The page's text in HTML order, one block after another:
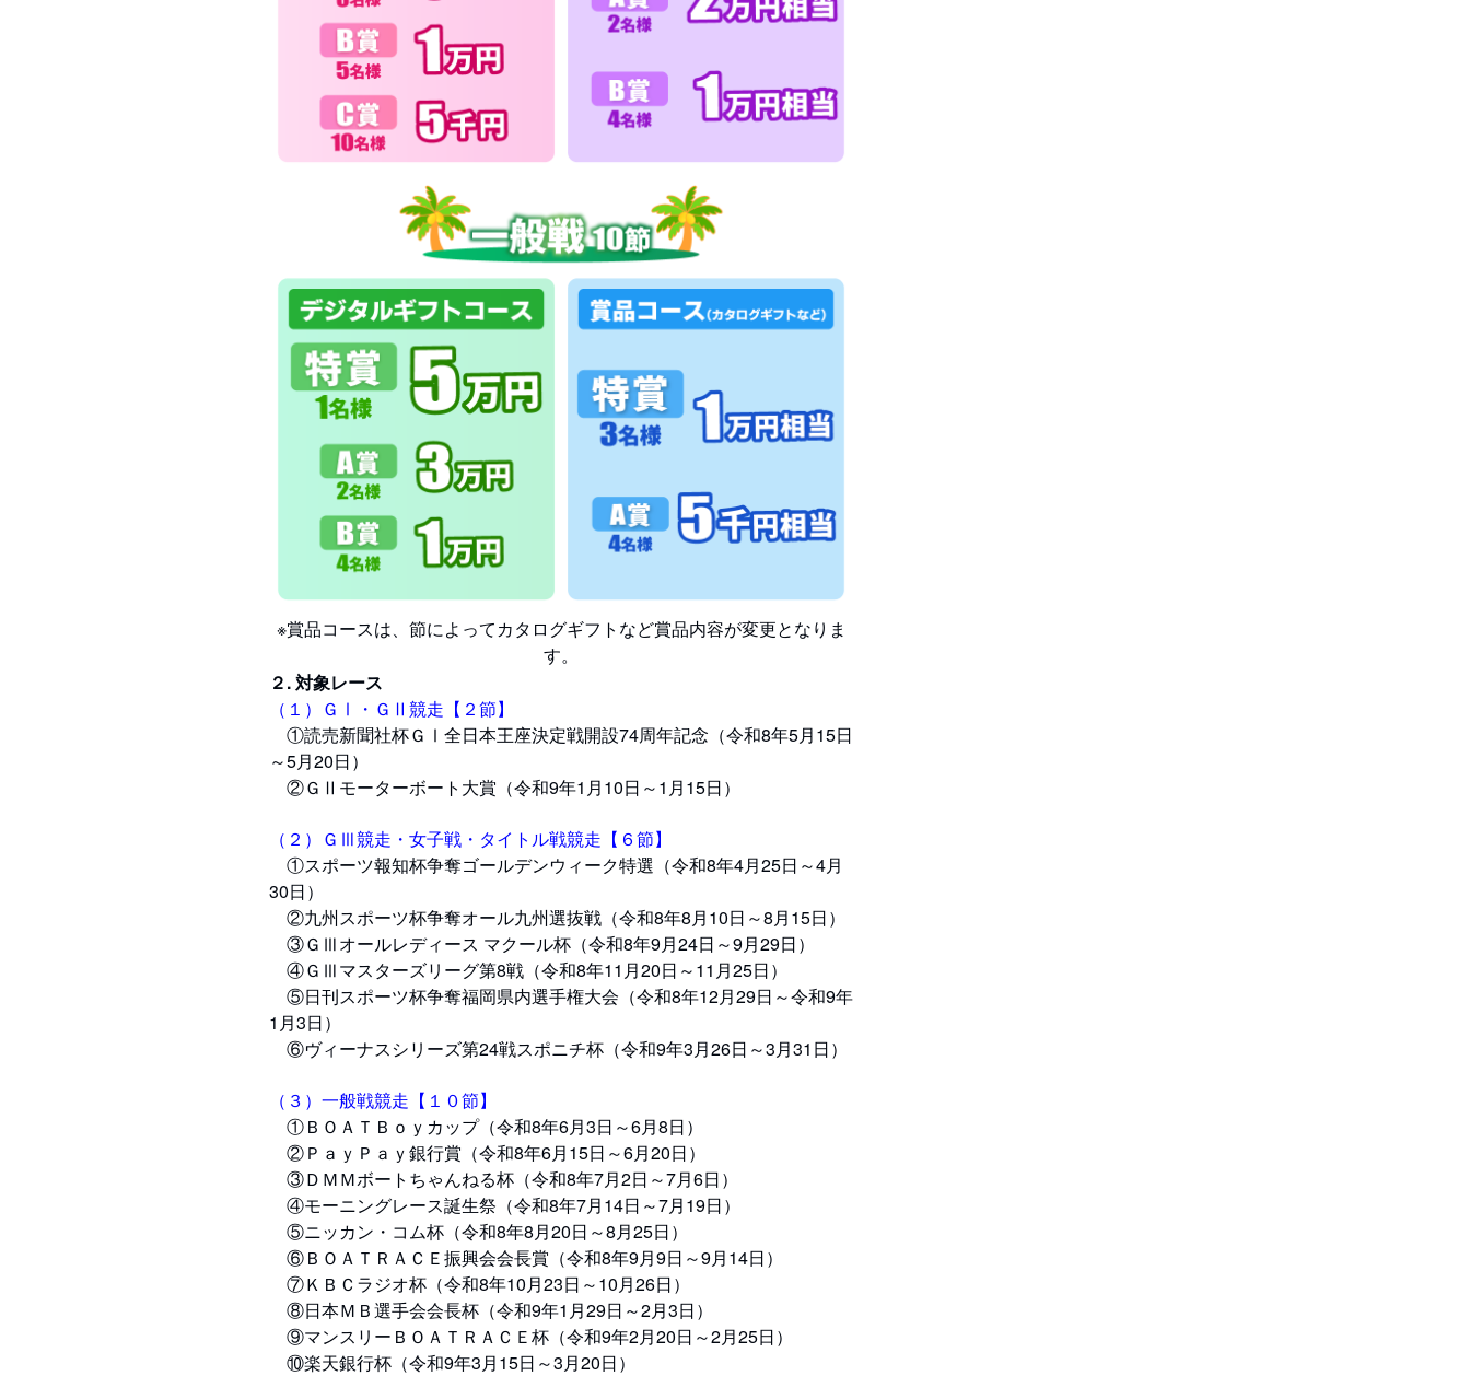
※賞品コースは、節によってカタログギフトなど賞品内容が変更となりま
す。
２. 対象レース
（１）ＧⅠ・ＧⅡ競走【２節】
①読売新聞社杯ＧⅠ全日本王座決定戦開設74周年記念（令和8年5月15日
～5月20日）
②ＧⅡモーターボート大賞（令和9年1月10日～1月15日）
（２）ＧⅢ競走・女子戦・タイトル戦競走【６節】
①スポーツ報知杯争奪ゴールデンウィーク特選（令和8年4月25日～4月
30日）
②九州スポーツ杯争奪オール九州選抜戦（令和8年8月10日～8月15日）
③ＧⅢオールレディース マクール杯（令和8年9月24日～9月29日）
④ＧⅢマスターズリーグ第8戦（令和8年11月20日～11月25日）
⑤日刊スポーツ杯争奪福岡県内選手権大会（令和8年12月29日～令和9年
1月3日）
⑥ヴィーナスシリーズ第24戦スポニチ杯（令和9年3月26日～3月31日）
（３）一般戦競走【１０節】
①ＢＯＡＴＢｏｙカップ（令和8年6月3日～6月8日）
②ＰａｙＰａｙ銀行賞（令和8年6月15日～6月20日）
③ＤＭＭボートちゃんねる杯（令和8年7月2日～7月6日）
④モーニングレース誕生祭（令和8年7月14日～7月19日）
⑤ニッカン・コム杯（令和8年8月20日～8月25日）
⑥ＢＯＡＴＲＡＣＥ振興会会長賞（令和8年9月9日～9月14日）
⑦ＫＢＣラジオ杯（令和8年10月23日～10月26日）
⑧日本ＭＢ選手会会長杯（令和9年1月29日～2月3日）
⑨マンスリーＢＯＡＴＲＡＣＥ杯（令和9年2月20日～2月25日）
⑩楽天銀行杯（令和9年3月15日～3月20日）